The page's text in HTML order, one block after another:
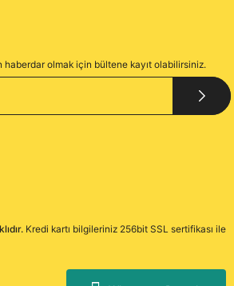
olmak için bültene kayıt olabilirsiniz.
Kredi kartı bilgileriniz 256bit SSL sertifikası ile